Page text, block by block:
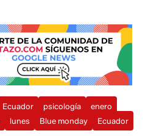
Ecuador psicología
enero
lunes Blue monday Ecuador